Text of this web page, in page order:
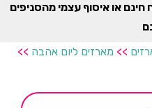
₪, מעל 599 משלוח חינם או איסוף עצמי מהסניפים
>> מארזים ליום אהבה >>